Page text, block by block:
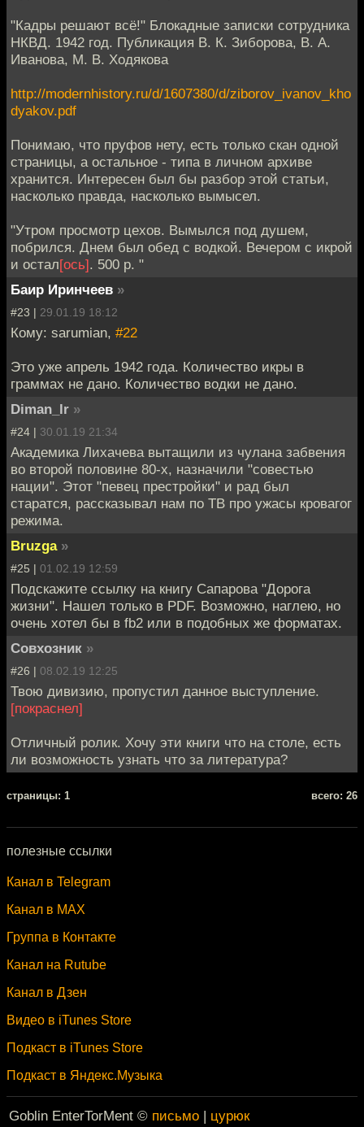
"Кадры решают всё!" Блокадные записки сотрудника
НКВД. 1942 год. Публикация В. К. Зиборова, В. А.
Иванова, М. В. Ходякова
http://modernhistory.ru/d/1607380/d/ziborov_ivanov_kho
dyakov.pdf
Понимаю, что пруфов нету, есть только скан одной
страницы, а остальное - типа в личном архиве
хранится. Интересен был бы разбор этой статьи,
насколько правда, насколько вымысел.
"Утром просмотр цехов. Вымылся под душем,
побрился. Днем был обед с водкой. Вечером с икрой
и остал[ось]. 500 р. "
Баир Иринчеев »
#23 | 29.01.19 18:12
Кому: sarumian, #22
Это уже апрель 1942 года. Количество икры в
граммах не дано. Количество водки не дано.
Diman_lr »
#24 | 30.01.19 21:34
Академика Лихачева вытащили из чулана забвения
во второй половине 80-х, назначили "совестью
нации". Этот "певец престройки" и рад был
старатся, рассказывал нам по ТВ про ужасы кровагог
режима.
Bruzga »
#25 | 01.02.19 12:59
Подскажите ссылку на книгу Сапарова "Дорога
жизни". Нашел только в PDF. Возможно, наглею, но
очень хотел бы в fb2 или в подобных же форматах.
Совхозник »
#26 | 08.02.19 12:25
Твою дивизию, пропустил данное выступление.
[покраснел]
Отличный ролик. Хочу эти книги что на столе, есть
ли возможность узнать что за литература?
cтраницы: 1 всего: 26
полезные ссылки
Канал в Telegram
Канал в MAX
Группа в Контакте
Канал на Rutube
Канал в Дзен
Видео в iTunes Store
Подкаст в iTunes Store
Подкаст в Яндекс.Музыка
Goblin EnterTorMent © письмо | цурюк